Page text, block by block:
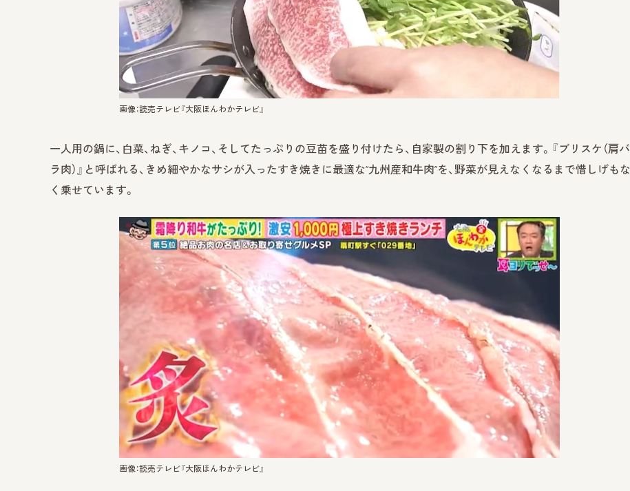
画像：読売テレビ『大阪ほんわかテレビ』
一人用の鍋に、白菜、ねぎ、キノコ、そしてたっぷりの豆苗を盛り付けたら、自家製の割り下を加えます。『ブリスケ（肩バ
ラ肉）』と呼ばれる、きめ細やかなサシが入ったすき焼きに最適な“九州産和牛肉”を、野菜が見えなくなるまで惜しげもな
く乗せています。
画像：読売テレビ『大阪ほんわかテレビ』